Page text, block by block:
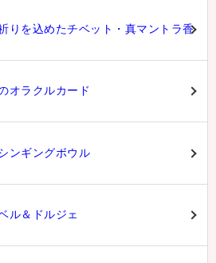
りを込めたチベット・真マントラ香
オラクルカード
ンギングボウル
ル＆ドルジェ